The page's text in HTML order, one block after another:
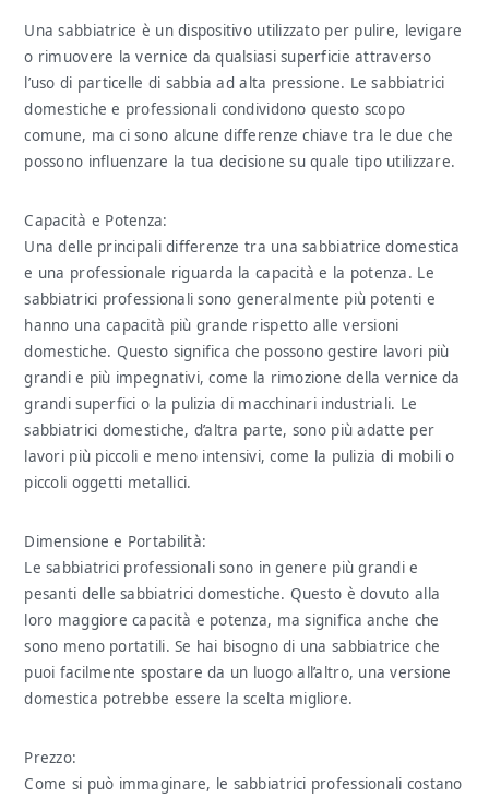
Una sabbiatrice è un dispositivo utilizzato per pulire, levigare
o rimuovere la vernice da qualsiasi superficie attraverso
l’uso di particelle di sabbia ad alta pressione. Le sabbiatrici
domestiche e professionali condividono questo scopo
comune, ma ci sono alcune differenze chiave tra le due che
possono influenzare la tua decisione su quale tipo utilizzare.
Capacità e Potenza:
Una delle principali differenze tra una sabbiatrice domestica
e una professionale riguarda la capacità e la potenza. Le
sabbiatrici professionali sono generalmente più potenti e
hanno una capacità più grande rispetto alle versioni
domestiche. Questo significa che possono gestire lavori più
grandi e più impegnativi, come la rimozione della vernice da
grandi superfici o la pulizia di macchinari industriali. Le
sabbiatrici domestiche, d’altra parte, sono più adatte per
lavori più piccoli e meno intensivi, come la pulizia di mobili o
piccoli oggetti metallici.
Dimensione e Portabilità:
Le sabbiatrici professionali sono in genere più grandi e
pesanti delle sabbiatrici domestiche. Questo è dovuto alla
loro maggiore capacità e potenza, ma significa anche che
sono meno portatili. Se hai bisogno di una sabbiatrice che
puoi facilmente spostare da un luogo all’altro, una versione
domestica potrebbe essere la scelta migliore.
Prezzo:
Come si può immaginare, le sabbiatrici professionali costano